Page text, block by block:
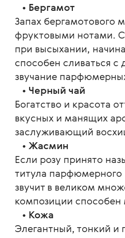
• Бергамот
Запах бергамотового
фруктовыми нотами.
при высыхании,
способен сливаться
звучание
• Черный чай
Богатство и красота
вкусных и манящих
заслуживающий
• Жасмин
Если розу принято
титула парфюмерного
звучит в великом
композиции способен
• Кожа
Элегантный, тонкий и